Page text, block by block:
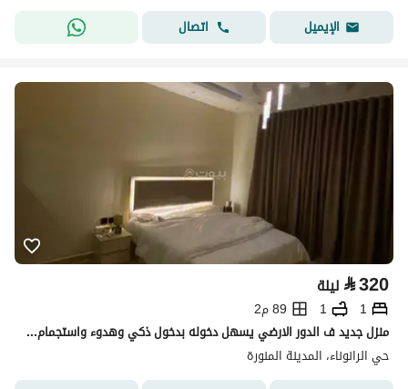
الإيميل
اتصال
⃁320 ليلة
1
1
89 م2
منزل جديد ف الدور الارضي يسهل دخوله بدخول ذكي وهدوء واستجمام لك ولعائلك وتحظى بلحظات جميله لنفسك
حي الرانوناء، المدينة المنورة